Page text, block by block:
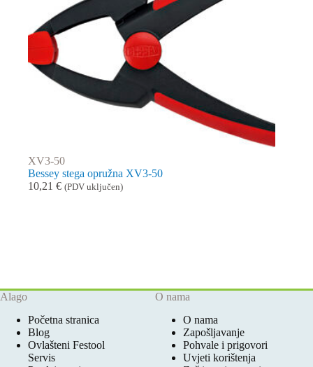
XV3-50
Bessey stega opružna XV3-50
10,21 € (PDV uključen)
Alago
Početna stranica
Blog
Ovlašteni Festool
Servis
O nama
O nama
Zapošljavanje
Pohvale i prigovori
Uvjeti korištenja